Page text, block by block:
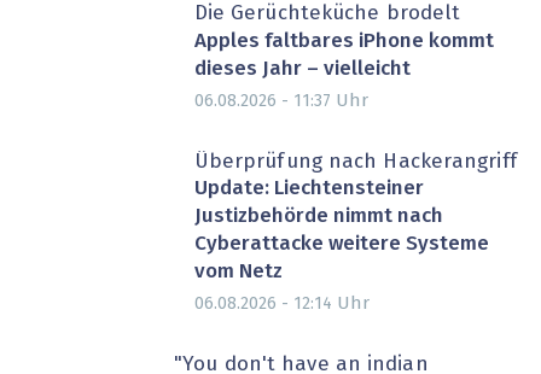
Die Gerüchteküche brodelt
Apples faltbares iPhone kommt
dieses Jahr – vielleicht
06.08.2026 - 11:37 Uhr
Überprüfung nach Hackerangriff
Update: Liechtensteiner
Justizbehörde nimmt nach
Cyberattacke weitere Systeme
vom Netz
06.08.2026 - 12:14 Uhr
"You don't have an indian